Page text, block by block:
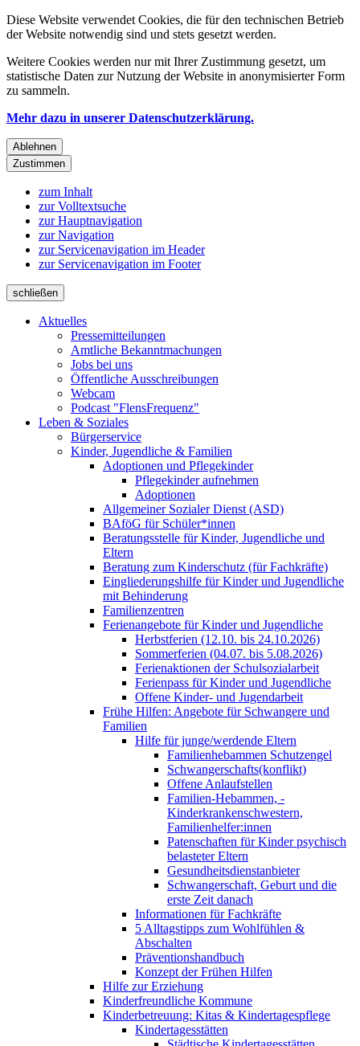
Diese Website verwendet Cookies, die für den technischen Betrieb
der Website notwendig sind und stets gesetzt werden.
Weitere Cookies werden nur mit Ihrer Zustimmung gesetzt, um
statistische Daten zur Nutzung der Website in anonymisierter Form
zu sammeln.
Mehr dazu in unserer Datenschutzerklärung.
Ablehnen
Zustimmen
zum Inhalt
zur Volltextsuche
zur Hauptnavigation
zur Navigation
zur Servicenavigation im Header
zur Servicenavigation im Footer
schließen
Aktuelles
Pressemitteilungen
Amtliche Bekanntmachungen
Jobs bei uns
Öffentliche Ausschreibungen
Webcam
Podcast "FlensFrequenz"
Leben & Soziales
Bürgerservice
Kinder, Jugendliche & Familien
Adoptionen und Pflegekinder
Pflegekinder aufnehmen
Adoptionen
Allgemeiner Sozialer Dienst (ASD)
BAföG für Schüler*innen
Beratungsstelle für Kinder, Jugendliche und
Eltern
Beratung zum Kinderschutz (für Fachkräfte)
Eingliederungshilfe für Kinder und Jugendliche
mit Behinderung
Familienzentren
Ferienangebote für Kinder und Jugendliche
Herbstferien (12.10. bis 24.10.2026)
Sommerferien (04.07. bis 5.08.2026)
Ferienaktionen der Schulsozialarbeit
Ferienpass für Kinder und Jugendliche
Offene Kinder- und Jugendarbeit
Frühe Hilfen: Angebote für Schwangere und
Familien
Hilfe für junge/werdende Eltern
Familienhebammen Schutzengel
Schwangerschafts(konflikt)
Offene Anlaufstellen
Familien-Hebammen, -
Kinderkrankenschwestern,
Familienhelfer:innen
Patenschaften für Kinder psychisch
belasteter Eltern
Gesundheitsdienstanbieter
Schwangerschaft, Geburt und die
erste Zeit danach
Informationen für Fachkräfte
5 Alltagstipps zum Wohlfühlen &
Abschalten
Präventionshandbuch
Konzept der Frühen Hilfen
Hilfe zur Erziehung
Kinderfreundliche Kommune
Kinderbetreuung: Kitas & Kindertagespflege
Kindertagesstätten